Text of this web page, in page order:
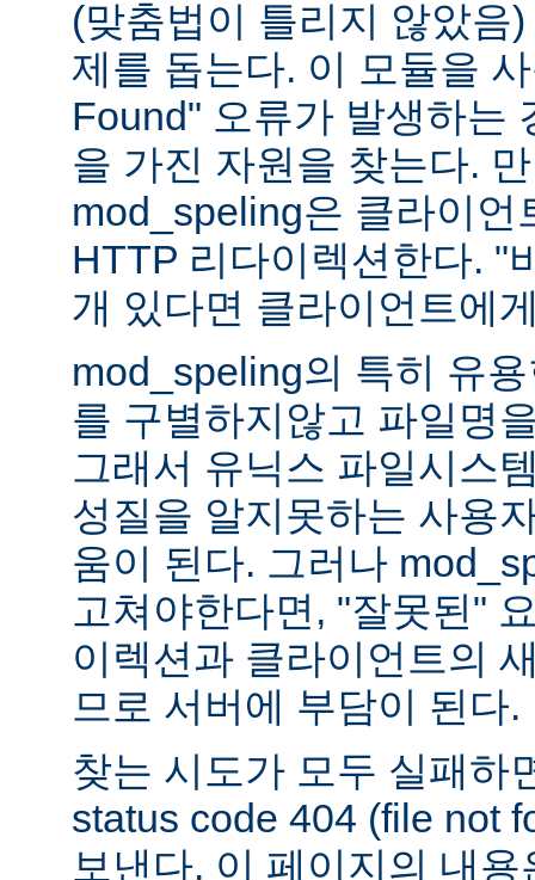
(맞춤법이 틀리지 않았음
제를 돕는다. 이 모듈을
Found" 오류가 발생하는
을 가진 자원을 찾는다.
mod_speling은 클라이언
HTTP 리다이렉션한다. "
개 있다면 클라이언트에
mod_speling의 특히 유
를 구별하지않고 파일명
그래서 유닉스 파일시스
성질을 알지못하는 사용
움이 된다. 그러나
고쳐야한다면, "잘못된"
이렉션과 클라이언트의
므로 서버에 부담이 된다.
찾는 시도가 모두 실패하
status code 404 (file not
보낸다. 이 페이지의 내